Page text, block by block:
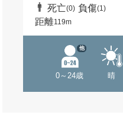
死亡(0) 負傷(1)
距離119m
0～24歳
他
晴